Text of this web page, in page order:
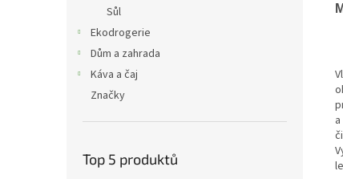
Sůl
Ekodrogerie
Dům a zahrada
Káva a čaj
Značky
Top 5 produktů